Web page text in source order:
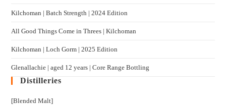
Kilchoman | Batch Strength | 2024 Edition
All Good Things Come in Threes | Kilchoman
Kilchoman | Loch Gorm​ | 2025 Edition
Glenallachie | aged 12 years | Core Range Bottling
Distilleries
[Blended Malt]